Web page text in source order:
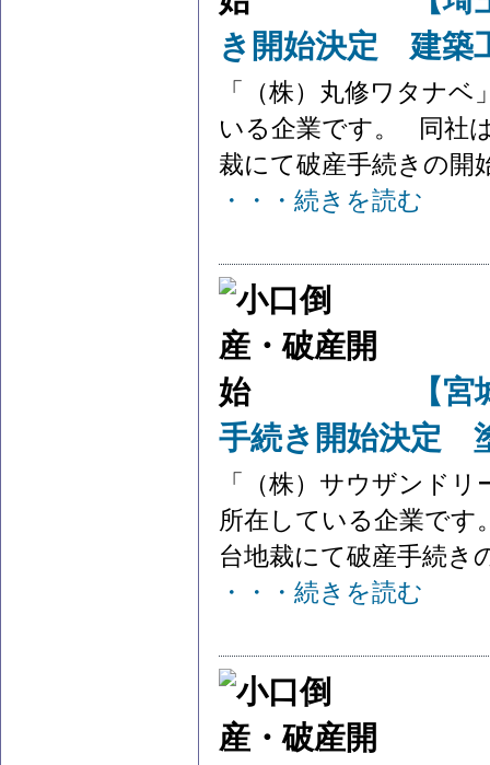
き開始決定 建築
「（株）丸修ワタナ
いる企業です。 同社
裁にて破産手続きの開
・・・続きを読む
【
手続き開始決定
「（株）サウザンド
所在している企業で
台地裁にて破産手続き
・・・続きを読む